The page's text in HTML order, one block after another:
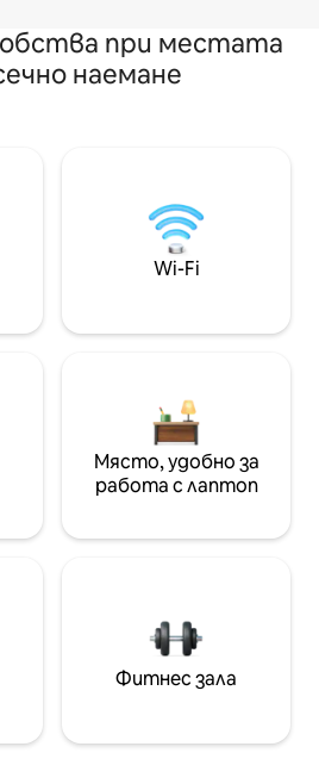
при местата
наемане
Wi-Fi
Място, удобно за
работа с лаптоп
Фитнес зала